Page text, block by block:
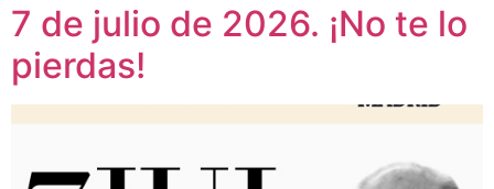
7 de julio de 2026. ¡No te lo
pierdas!